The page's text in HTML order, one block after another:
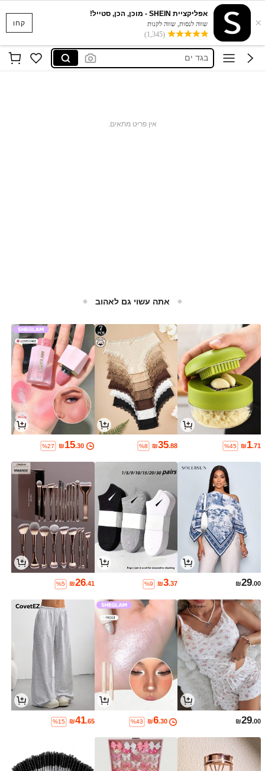
קחו ×
אפליקציית SHEIN - מוכן, הכן, סטייל!
שווה לנסות, שווה לקנות
(1,345)
סקוישים
anewsta שמלות
בגד ים
אין פריט מתאים.
אתה עשוי גם לאהוב
₪1.71
%45
₪35.88
%8
₪15.30
%27
₪29.00
₪3.37
%9
₪26.41
%5
₪29.00
₪6.30
%43
₪41.65
%15